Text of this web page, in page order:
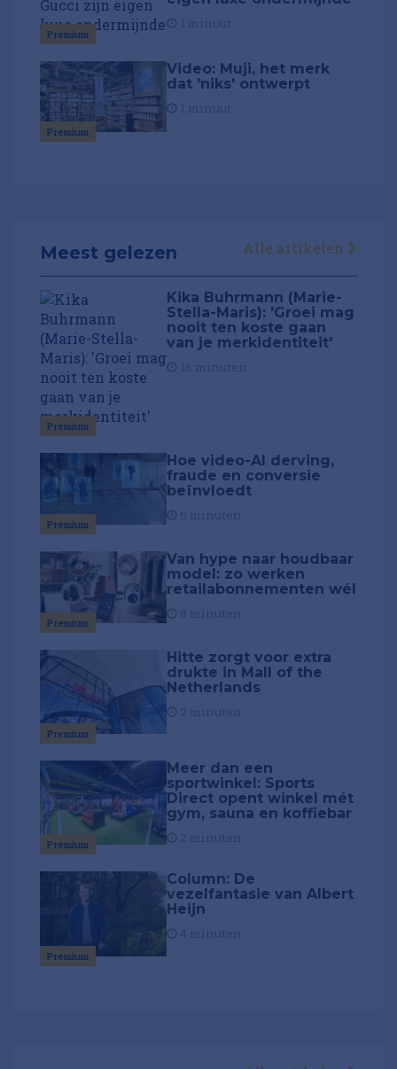
Premium
Premium
Video: Muji, het merk
dat 'niks' ontwerpt
Meest gelezen Alle artikelen
Premium
Kika Buhrmann (Marie-
Stella-Maris): 'Groei mag
nooit ten koste gaan
van je merkidentiteit'
Premium
Hoe video-AI derving,
fraude en conversie
beïnvloedt
Premium
Van hype naar houdbaar
model: zo werken
retailabonnementen wél
Premium
Hitte zorgt voor extra
drukte in Mall of the
Netherlands
Premium
Meer dan een
sportwinkel: Sports
Direct opent winkel mét
gym, sauna en koffiebar
Premium
Column: De
vezelfantasie van Albert
Heijn